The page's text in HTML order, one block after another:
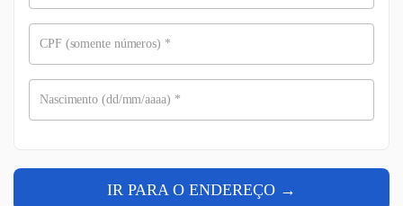
CPF (somente números) *
Nascimento (dd/mm/aaaa) *
IR PARA O ENDEREÇO →